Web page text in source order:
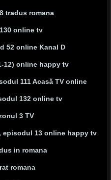
tradus romana
online tv
52 online Kanal D
12) online happy tv
111 Acasă TV online
132 online tv
3 TV
episodul 13 online happy tv
in romana
romana